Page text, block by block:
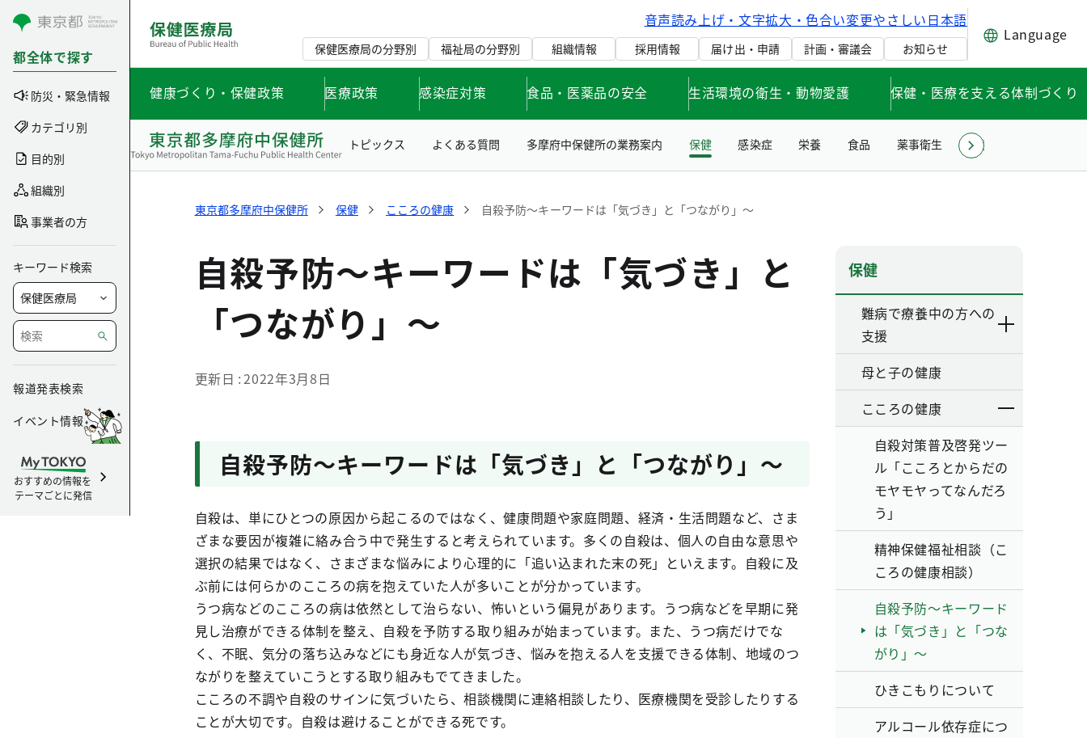
コンテンツにスキップ
都全体で探す
防災・緊急情報
カテゴリ別
目的別
組織別
事業者の方
キーワード検索
報道発表検索
イベント情報
おすすめの情報を
テーマごとに発信
音声読み上げ・文字拡大・色合い変更やさしい日本語
保健医療局の分野別 福祉局の分野別 組織情報 採用情報 届け出・申請 計画・審議会 お知らせ
Language
健康づくり・保健政策 医療政策 感染症対策 食品・医薬品の安全 生活環境の衛生・動物愛護 保健・医療を支える体制づくり
トピックス よくある質問 多摩府中保健所の業務案内 保健 感染症 栄養 食品 薬事衛生 環境衛生・生活衛生
東京都多摩府中保健所 保健 こころの健康 自殺予防～キーワードは「気づき」と「つながり」～
自殺予防～キーワードは「気づき」と
「つながり」～
更新日 2022年3月8日
自殺予防～キーワードは「気づき」と「つながり」～
自殺は、単にひとつの原因から起こるのではなく、健康問題や家庭問題、経済・生活問題など、さま
ざまな要因が複雑に絡み合う中で発生すると考えられています。多くの自殺は、個人の自由な意思や
選択の結果ではなく、さまざまな悩みにより心理的に「追い込まれた末の死」といえます。自殺に及
ぶ前には何らかのこころの病を抱えていた人が多いことが分かっています。
うつ病などのこころの病は依然として治らない、怖いという偏見があります。うつ病などを早期に発
見し治療ができる体制を整え、自殺を予防する取り組みが始まっています。また、うつ病だけでな
く、不眠、気分の落ち込みなどにも身近な人が気づき、悩みを抱える人を支援できる体制、地域のつ
ながりを整えていこうとする取り組みもでてきました。
こころの不調や自殺のサインに気づいたら、相談機関に連絡相談したり、医療機関を受診したりする
ことが大切です。自殺は避けることができる死です。
保健
難病で療養中の方への
支援
母と子の健康
こころの健康
自殺対策普及啓発ツー
ル「こころとからだの
モヤモヤってなんだろ
う」
精神保健福祉相談（こ
ころの健康相談）
自殺予防～キーワード
は「気づき」と「つな
がり」～
ひきこもりについて
アルコール依存症につ